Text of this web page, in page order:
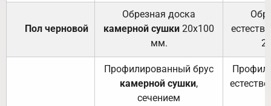
Пол черновой
Обрезная доска
камерной сушки 20х100
мм.
Профилированный брус
камерной сушки,
сечением